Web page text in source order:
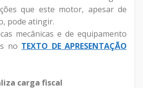
que este motor, apesar de
pode atingir.
mecânicas e de equipamento
no TEXTO DE APRESENTAÇÃO
carga fiscal